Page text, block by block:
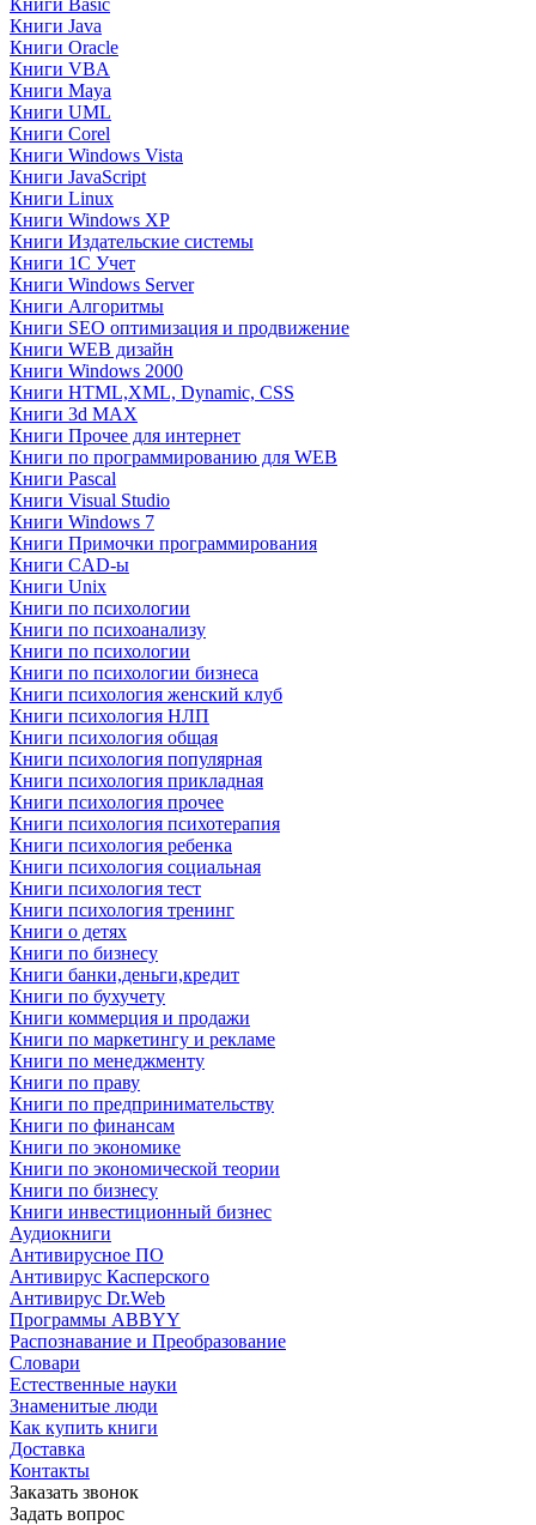
Книги Basic
Книги Java
Книги Oracle
Книги VBA
Книги Maya
Книги UML
Книги Corel
Книги Windows Vista
Книги JavaScript
Книги Linux
Книги Windows XP
Книги Издательские системы
Книги 1C Учет
Книги Windows Server
Книги Алгоритмы
Книги SEO оптимизация и продвижение
Книги WEB дизайн
Книги Windows 2000
Книги HTML,XML, Dynamic, CSS
Книги 3d MAX
Книги Прочее для интернет
Книги по программированию для WEB
Книги Pascal
Книги Visual Studio
Книги Windows 7
Книги Примочки программирования
Книги CAD-ы
Книги Unix
Книги по психологии
Книги по психоанализу
Книги по психологии
Книги по психологии бизнеса
Книги психология женский клуб
Книги психология НЛП
Книги психология общая
Книги психология популярная
Книги психология прикладная
Книги психология прочее
Книги психология психотерапия
Книги психология ребенка
Книги психология социальная
Книги психология тест
Книги психология тренинг
Книги о детях
Книги по бизнесу
Книги банки,деньги,кредит
Книги по бухучету
Книги коммерция и продажи
Книги по маркетингу и рекламе
Книги по менеджменту
Книги по праву
Книги по предпринимательству
Книги по финансам
Книги по экономике
Книги по экономической теории
Книги по бизнесу
Книги инвестиционный бизнес
Аудиокниги
Антивирусное ПО
Антивирус Касперского
Антивирус Dr.Web
Программы ABBYY
Распознавание и Преобразование
Словари
Естественные науки
Знаменитые люди
Как купить книги
Доставка
Контакты
Заказать звонок
Задать вопрос